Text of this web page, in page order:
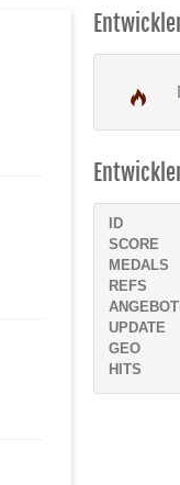
ID
SCORE
MEDALS
REFS
UPDATE
GEO
HITS